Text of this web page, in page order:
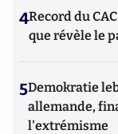
4Record du
que révèle le
5Demokratie
allemande,
l'extrémisme